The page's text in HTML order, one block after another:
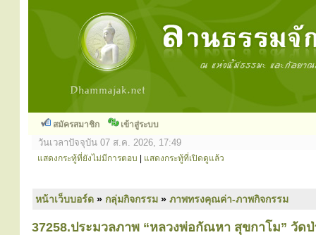
สมัครสมาชิก เข้าสู่ระบบ
วันเวลาปัจจุบัน 07 ส.ค. 2026, 17:49
แสดงกระทู้ที่ยังไม่มีการตอบ แสดงกระทู้ที่เปิดดูแล้ว
หน้าเว็บบอร์ด » กลุ่มกิจกรรม » ภาพทรงคุณค่า-ภาพกิจกรรม
37258.ประมวลภาพ “หลวงพ่อกัณหา สุขกาโม” วัด